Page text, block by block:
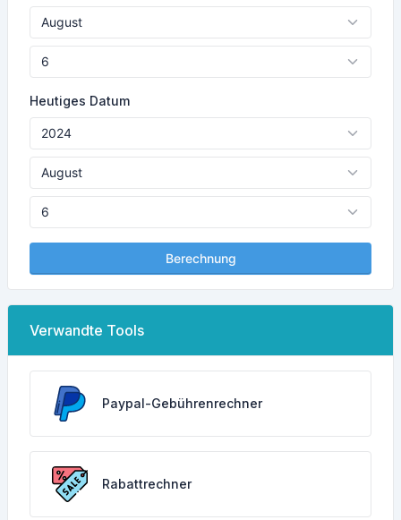
Heutiges Datum
Berechnung
Verwandte Tools
Paypal-Gebührenrechner
Rabattrechner